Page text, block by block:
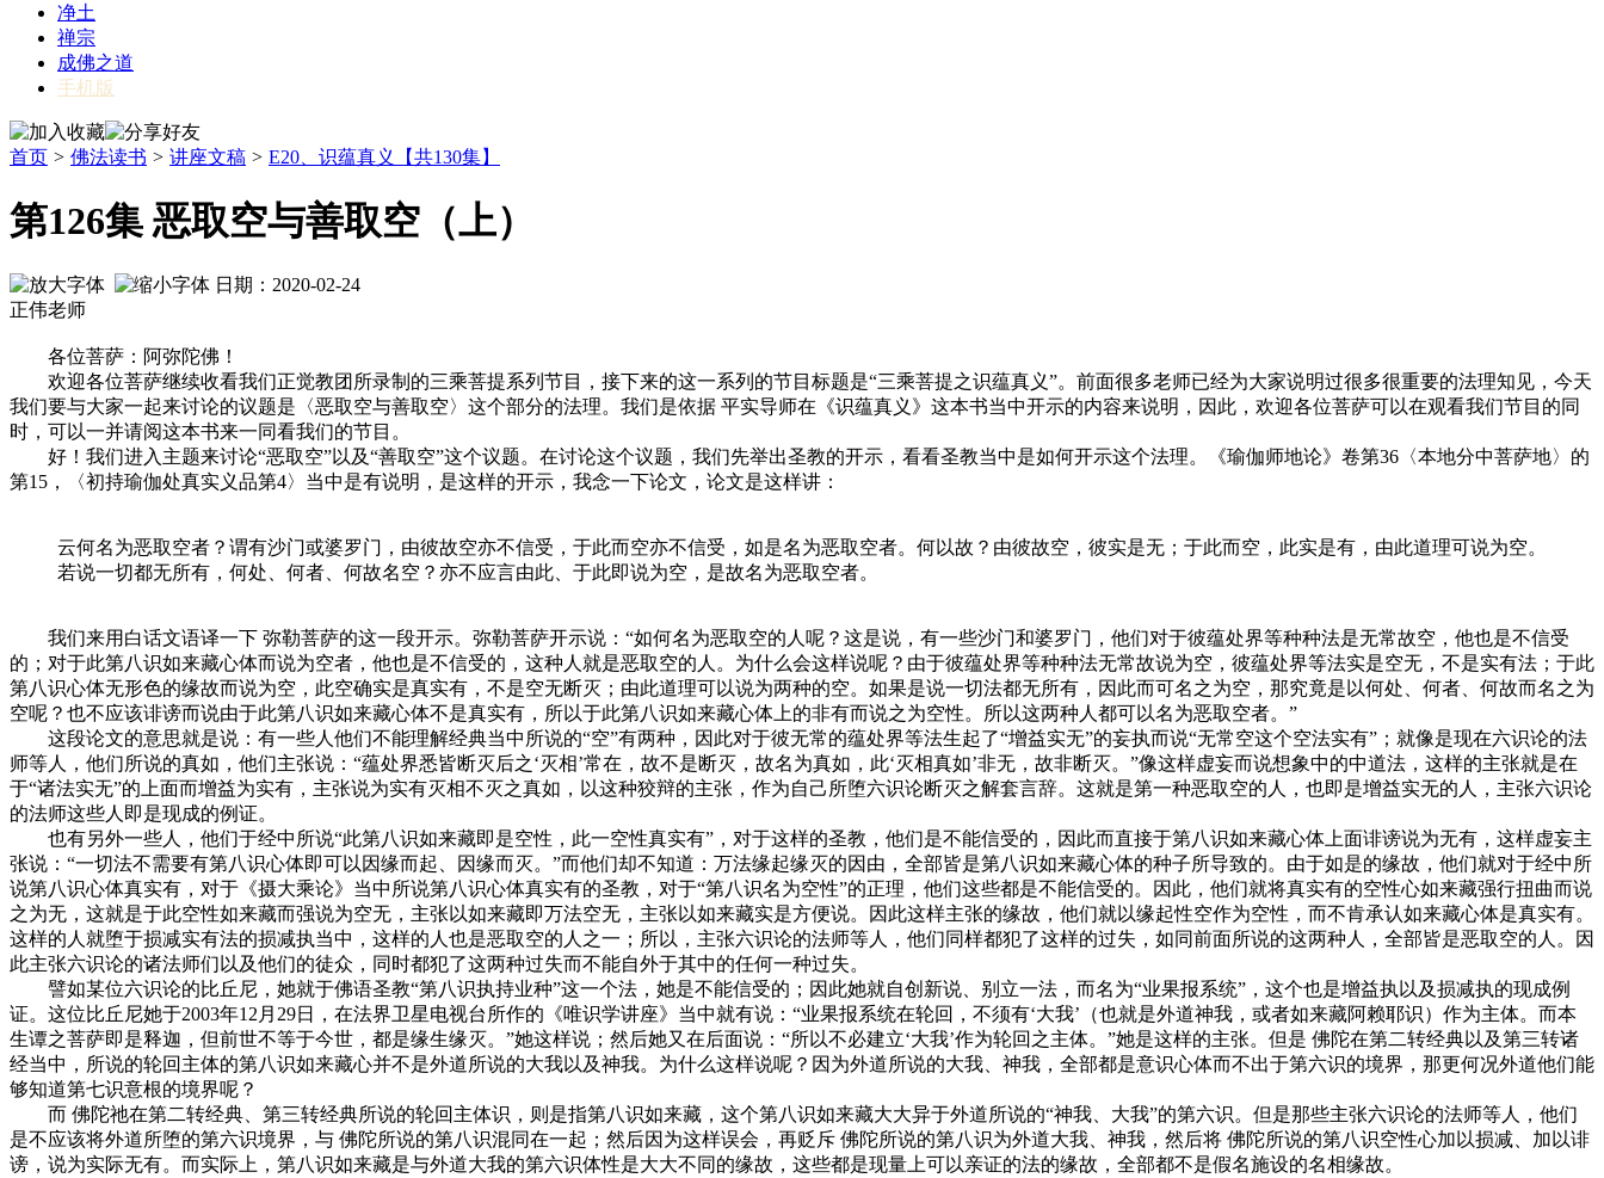
净土
禅宗
成佛之道
手机版
首页 > 佛法读书 > 讲座文稿 > E20、识蕴真义【共130集】
第126集 恶取空与善取空（上）
日期：2020-02-24
正伟老师
各位菩萨：阿弥陀佛！
欢迎各位菩萨继续收看我们正觉教团所录制的三乘菩提系列节目，接下来的这一系列的节目标题是“三乘菩提之识蕴真义”。前面很多老师已经为大家说明过很多很重要的法理知见，今天
我们要与大家一起来讨论的议题是〈恶取空与善取空〉这个部分的法理。我们是依据 平实导师在《识蕴真义》这本书当中开示的内容来说明，因此，欢迎各位菩萨可以在观看我们节目的同
时，可以一并请阅这本书来一同看我们的节目。
好！我们进入主题来讨论“恶取空”以及“善取空”这个议题。在讨论这个议题，我们先举出圣教的开示，看看圣教当中是如何开示这个法理。《瑜伽师地论》卷第36〈本地分中菩萨地〉的
第15，〈初持瑜伽处真实义品第4〉当中是有说明，是这样的开示，我念一下论文，论文是这样讲：
云何名为恶取空者？谓有沙门或婆罗门，由彼故空亦不信受，于此而空亦不信受，如是名为恶取空者。何以故？由彼故空，彼实是无；于此而空，此实是有，由此道理可说为空。
若说一切都无所有，何处、何者、何故名空？亦不应言由此、于此即说为空，是故名为恶取空者。
我们来用白话文语译一下 弥勒菩萨的这一段开示。弥勒菩萨开示说：“如何名为恶取空的人呢？这是说，有一些沙门和婆罗门，他们对于彼蕴处界等种种法是无常故空，他也是不信受
的；对于此第八识如来藏心体而说为空者，他也是不信受的，这种人就是恶取空的人。为什么会这样说呢？由于彼蕴处界等种种法无常故说为空，彼蕴处界等法实是空无，不是实有法；于此
第八识心体无形色的缘故而说为空，此空确实是真实有，不是空无断灭；由此道理可以说为两种的空。如果是说一切法都无所有，因此而可名之为空，那究竟是以何处、何者、何故而名之为
空呢？也不应该诽谤而说由于此第八识如来藏心体不是真实有，所以于此第八识如来藏心体上的非有而说之为空性。所以这两种人都可以名为恶取空者。”
这段论文的意思就是说：有一些人他们不能理解经典当中所说的“空”有两种，因此对于彼无常的蕴处界等法生起了“增益实无”的妄执而说“无常空这个空法实有”；就像是现在六识论的法
师等人，他们所说的真如，他们主张说：“蕴处界悉皆断灭后之‘灭相’常在，故不是断灭，故名为真如，此‘灭相真如’非无，故非断灭。”像这样虚妄而说想象中的中道法，这样的主张就是在
于“诸法实无”的上面而增益为实有，主张说为实有灭相不灭之真如，以这种狡辩的主张，作为自己所堕六识论断灭之解套言辞。这就是第一种恶取空的人，也即是增益实无的人，主张六识论
的法师这些人即是现成的例证。
也有另外一些人，他们于经中所说“此第八识如来藏即是空性，此一空性真实有”，对于这样的圣教，他们是不能信受的，因此而直接于第八识如来藏心体上面诽谤说为无有，这样虚妄主
张说：“一切法不需要有第八识心体即可以因缘而起、因缘而灭。”而他们却不知道：万法缘起缘灭的因由，全部皆是第八识如来藏心体的种子所导致的。由于如是的缘故，他们就对于经中所
说第八识心体真实有，对于《摄大乘论》当中所说第八识心体真实有的圣教，对于“第八识名为空性”的正理，他们这些都是不能信受的。因此，他们就将真实有的空性心如来藏强行扭曲而说
之为无，这就是于此空性如来藏而强说为空无，主张以如来藏即万法空无，主张以如来藏实是方便说。因此这样主张的缘故，他们就以缘起性空作为空性，而不肯承认如来藏心体是真实有。
这样的人就堕于损减实有法的损减执当中，这样的人也是恶取空的人之一；所以，主张六识论的法师等人，他们同样都犯了这样的过失，如同前面所说的这两种人，全部皆是恶取空的人。因
此主张六识论的诸法师们以及他们的徒众，同时都犯了这两种过失而不能自外于其中的任何一种过失。
譬如某位六识论的比丘尼，她就于佛语圣教“第八识执持业种”这一个法，她是不能信受的；因此她就自创新说、别立一法，而名为“业果报系统”，这个也是增益执以及损减执的现成例
证。这位比丘尼她于2003年12月29日，在法界卫星电视台所作的《唯识学讲座》当中就有说：“业果报系统在轮回，不须有‘大我’（也就是外道神我，或者如来藏阿赖耶识）作为主体。而本
生谭之菩萨即是释迦，但前世不等于今世，都是缘生缘灭。”她这样说；然后她又在后面说：“所以不必建立‘大我’作为轮回之主体。”她是这样的主张。但是 佛陀在第二转经典以及第三转诸
经当中，所说的轮回主体的第八识如来藏心并不是外道所说的大我以及神我。为什么这样说呢？因为外道所说的大我、神我，全部都是意识心体而不出于第六识的境界，那更何况外道他们能
够知道第七识意根的境界呢？
而 佛陀祂在第二转经典、第三转经典所说的轮回主体识，则是指第八识如来藏，这个第八识如来藏大大异于外道所说的“神我、大我”的第六识。但是那些主张六识论的法师等人，他们
是不应该将外道所堕的第六识境界，与 佛陀所说的第八识混同在一起；然后因为这样误会，再贬斥 佛陀所说的第八识为外道大我、神我，然后将 佛陀所说的第八识空性心加以损减、加以诽
谤，说为实际无有。而实际上，第八识如来藏是与外道大我的第六识体性是大大不同的缘故，这些都是现量上可以亲证的法的缘故，全部都不是假名施设的名相缘故。